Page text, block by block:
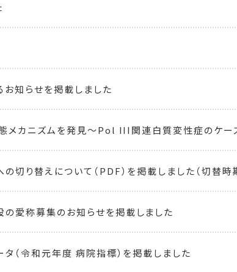
お知らせを掲載しました
メカニズムを発見～Pol III関連白質変性症のケー
切り替えについて（PDF）を掲載しました（切替
愛称募集のお知らせを掲載しました
（令和元年度 病院指標）を掲載しました